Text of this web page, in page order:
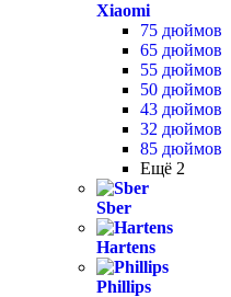
Xiaomi
75 дюймов
65 дюймов
55 дюймов
50 дюймов
43 дюймов
32 дюймов
85 дюймов
Ещё 2
Sber
Hartens
Phillips